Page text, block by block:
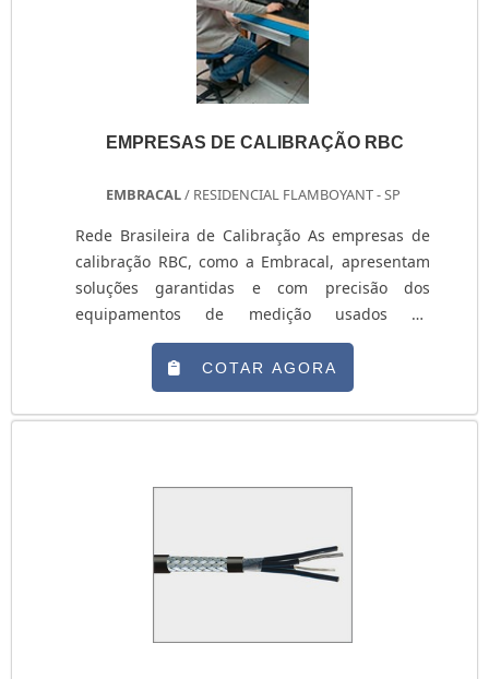
no mercado tanto em forma mecânica quanto
em eletrônica. Independemente da escolhida,
elas devem apresentar alta precisão. AS
DIFERENÇAS ENTRE OS MODELOS Quando
e eletrônicos, algumas particularidades de cada
rodoviária mecânica, por exemplo, se destaca
balança eletrônica é mais compacta e
apresentam resultados altamente confiáveis.
Alguns modelos são portáteis, dessa forma,
podem ser utilizados em campo para pesagens
fornecidos em diferentes especificações para
infraestrutura de instalação; À resistência e
assegurar a melhor aquisição, o cliente deve
exemplo de excelência é a Técnica
EMPRESAS DE CALIBRAÇÃO RBC
EMBRACAL/ RESIDENCIAL FLAMBOYANT - SP
Rede Brasileira de Calibração As empresas de
calibração RBC, como a Embracal, apresentam
soluções garantidas e com precisão dos
equipamentos de medição usados na
fabricação de diversos produtos. Por isso a
marca, que é referência entre as empresas de
calibração no Brasil, está preparada para
atender clientes de pequeno à grande porte.
COTAR AGORA